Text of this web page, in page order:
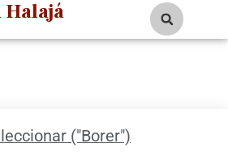
Halajá
("Borer")